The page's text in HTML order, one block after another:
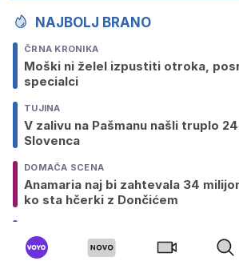
NAJBOLJ BRANO
ČRNA KRONIKA
Moški ni želel izpustiti otroka,
specialci
TUJINA
V zalivu na Pašmanu našli truplo
Slovenca
DOMAČA SCENA
Anamaria naj bi zahtevala 34
ko sta hčerki z Dončićem
Sedem držav kritičnih zaradi
imenovanju Fajonove